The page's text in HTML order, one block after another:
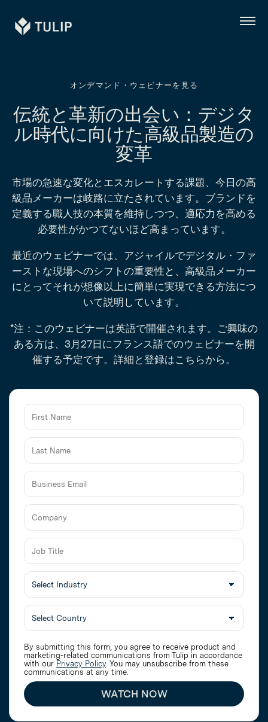
Tulip
メ
Business
Email
Job
Title
Select
Industry
By submitting this form, you agree to receive product and
marketing-related communications from Tulip in accordance
with our Privacy Policy. You may unsubscribe from these
communications at any time.
WATCH NOW
オンデマンド・ウェビナーを見る
伝統と革新の出会い：デジタ
ル時代に向けた高級品製造の
変革
市場の急速な変化とエスカレートする課題、今日の高
級品メーカーは岐路に立たされています。ブランドを
定義する職人技の本質を維持しつつ、適応力を高める
必要性がかつてないほど高まっています。
最近のウェビナーでは、アジャイルでデジタル・ファ
ーストな現場へのシフトの重要性と、高級品メーカー
にとってそれが想像以上に簡単に実現できる方法につ
いて説明しています。
*注：このウェビナーは英語で開催されます。ご興味の
ある方は、3月27日にフランス語でのウェビナーを開
催する予定です。詳細と登録はこちらから。